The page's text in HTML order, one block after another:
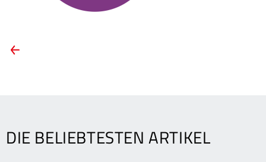
ARTIKEL-
DIE BELIEBTESTEN ARTIKEL